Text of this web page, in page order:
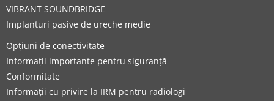
VIBRANT SOUNDBRIDGE
Implanturi pasive de ureche medie
Opțiuni de conectivitate
Informații importante pentru siguranță
Conformitate
Informații cu privire la IRM pentru radiologi